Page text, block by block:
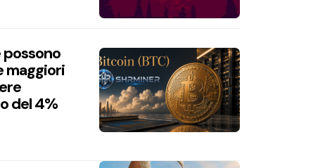
maggiori
del 4%